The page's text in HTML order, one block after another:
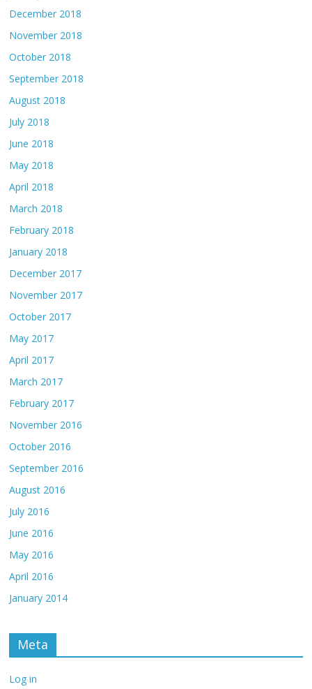
December 2018
November 2018
October 2018
September 2018
August 2018
July 2018
June 2018
May 2018
April 2018
March 2018
February 2018
January 2018
December 2017
November 2017
October 2017
May 2017
April 2017
March 2017
February 2017
November 2016
October 2016
September 2016
August 2016
July 2016
June 2016
May 2016
April 2016
January 2014
Meta
Log in